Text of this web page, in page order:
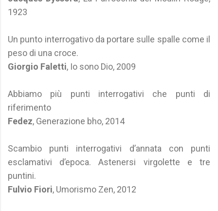
1923
Un punto interrogativo da portare sulle spalle come il
peso di una croce.
Giorgio Faletti, Io sono Dio, 2009
Abbiamo più punti interrogativi che punti di
riferimento
Fedez, Generazione bho, 2014
Scambio punti interrogativi d’annata con punti
esclamativi d’epoca. Astenersi virgolette e tre
puntini.
Fulvio Fiori, Umorismo Zen, 2012